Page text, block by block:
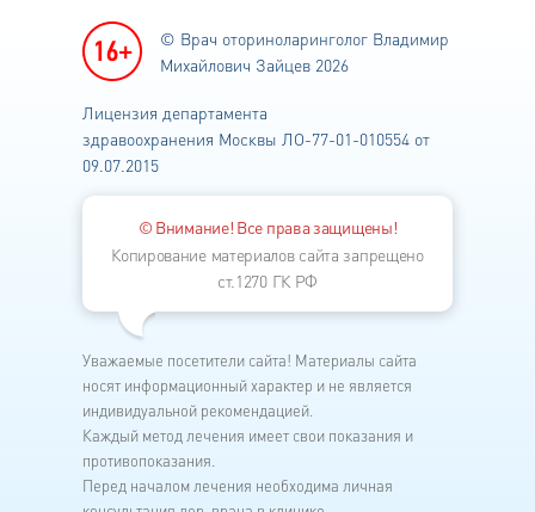
© Врач оториноларинголог Владимир
Михайлович Зайцев 2026
Лицензия департамента
здравоохранения Москвы ЛО-77-01-010554 от
09.07.2015
© Внимание! Все права защищены!
Копирование материалов сайта запрещено
ст.1270 ГК РФ
Уважаемые посетители сайта! Материалы сайта
носят информационный характер и не является
индивидуальной рекомендацией.
Каждый метод лечения имеет свои показания и
противопоказания.
Перед началом лечения необходима личная